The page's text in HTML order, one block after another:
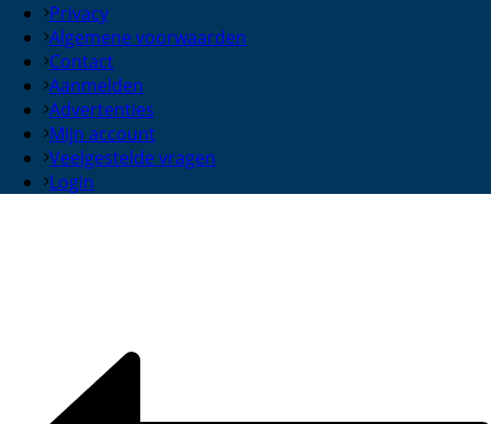
Privacy
Algemene voorwaarden
Contact
Aanmelden
Advertenties
Mijn account
Veelgestelde vragen
Login